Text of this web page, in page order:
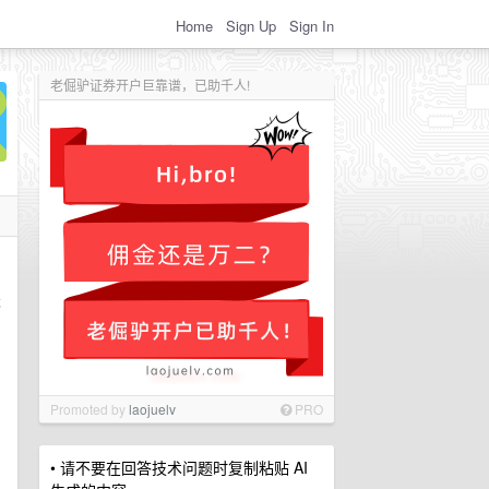
Home Sign Up Sign In
老倔驴证券开户巨靠谱，已助千人!
Promoted bylaojuelv PRO
• 请不要在回答技术问题时复制粘贴 AI